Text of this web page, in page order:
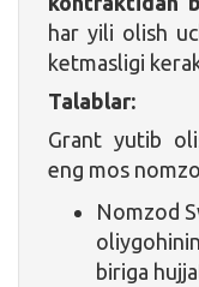
har yili olish
ketmasligi
Talablar:
Grant yutib
eng mos
Nomzod
biriga